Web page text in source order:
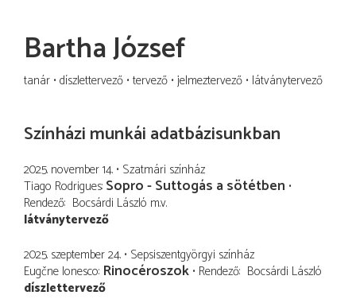
Bartha József
tanár díszlettervező tervező jelmeztervező látványtervező
Színházi munkái adatbázisunkban
2025. november 14. Szatmári színház
Tiago Rodrigues Sopro - Suttogás a sötétben
Rendező Bocsárdi László m.v.
látványtervező
2025. szeptember 24. Sepsiszentgyörgyi színház
Eugčne Ionesco Rinocéroszok Rendező Bocsárdi László
díszlettervező